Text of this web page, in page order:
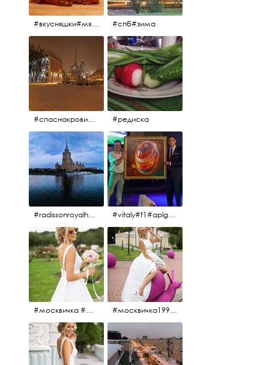
#вкусняшки#мясо #спб#зима
#спаснакрови#зима#спб #редиска
#radissonroyalhotel #рэдиссонройал#рэдиссонройалмосква #рекамосква#москва#гостиницаукраина#украина#hotel#отель#moscow @radissonroyalmoscow #vitaly#f1#aplgallery#formula1
#москвичка #москвичка1990#вднх2016 #июль2016 #1990 #москвичка1990@#июль2016 #вднх2016 #1990